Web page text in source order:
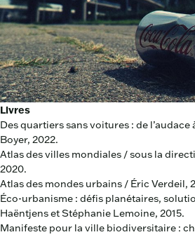
Livres
Des quartiers sans voitures : de
Boyer, 2022.
Atlas des villes mondiales / sous la
2020.
Atlas des mondes urbains / Éric Verdeil,
Éco-urbanisme : défis planétaires,
Haëntjens et Stéphanie Lemoine, 2015.
Manifeste pour la ville biodiversitaire :